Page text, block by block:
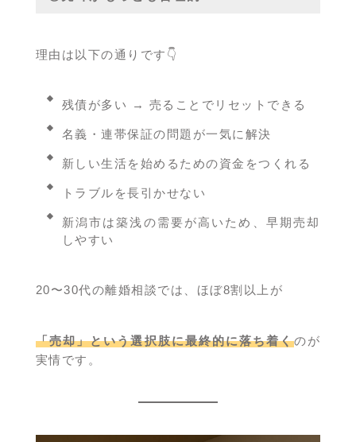
理由は以下の通りです👇
残債が多い → 売ることでリセットできる
名義・連帯保証の問題が一気に解決
新しい生活を始めるための資金をつくれる
トラブルを長引かせない
新潟市は築浅の需要が高いため、早期売却
しやすい
20〜30代の離婚相談では、ほぼ8割以上が
「売却」という選択肢に最終的に落ち着くのが
実情です。